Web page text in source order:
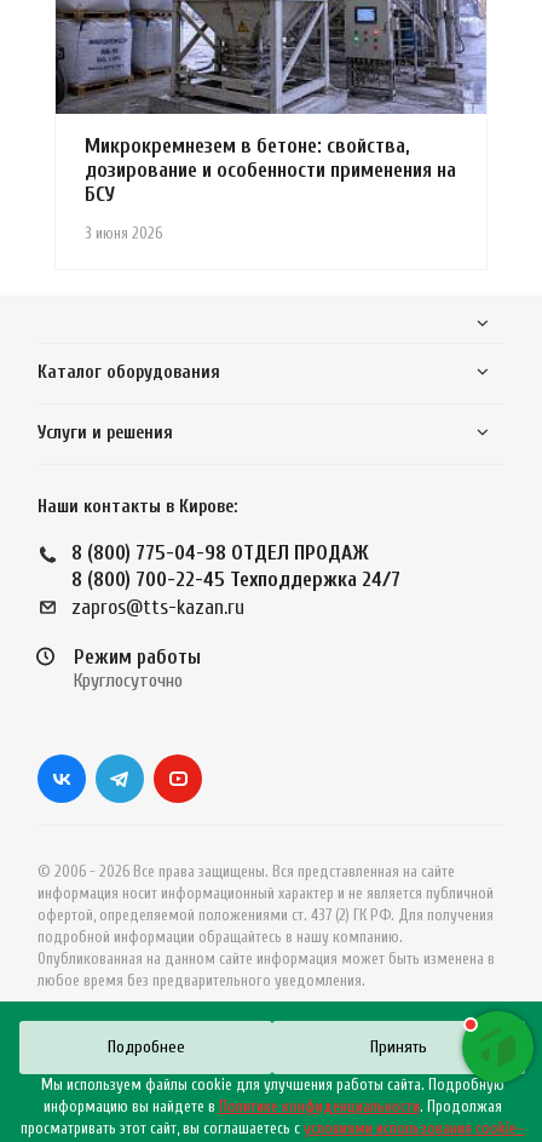
3 июня 2026
Микрокремнезем в бетоне: свойства,
дозирование и особенности применения на
БСУ
Каталог оборудования
Услуги и решения
Наши контакты в Кирове:
8 (800) 775-04-98 ОТДЕЛ ПРОДАЖ
8 (800) 700-22-45 Техподдержка 24/7
zapros@tts-kazan.ru
Режим работы
Круглосуточно
© 2006 - 2026 Все права защищены. Вся представленная на сайте
информация носит информационный характер и не является публичной
офертой, определяемой положениями ст. 437 (2) ГК РФ. Для получения
подробной информации обращайтесь в нашу компанию.
Опубликованная на данном сайте информация может быть изменена в
любое время без предварительного уведомления.
Подробнее Принять
Мы используем файлы cookie для улучшения работы сайта. Подробную
информацию вы найдете в Политике конфиденциальности. Продолжая
просматривать этот сайт, вы соглашаетесь с условиями использования cookie–